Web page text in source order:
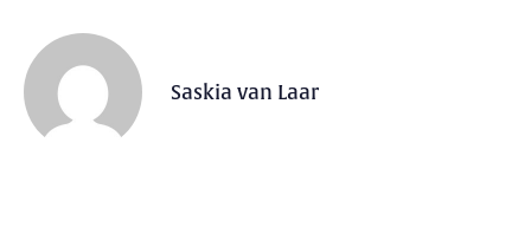
Saskia van Laar